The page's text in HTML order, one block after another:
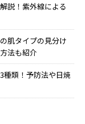
説！紫外線による
肌タイプの見分け
法も紹介
種類！予防法や日焼